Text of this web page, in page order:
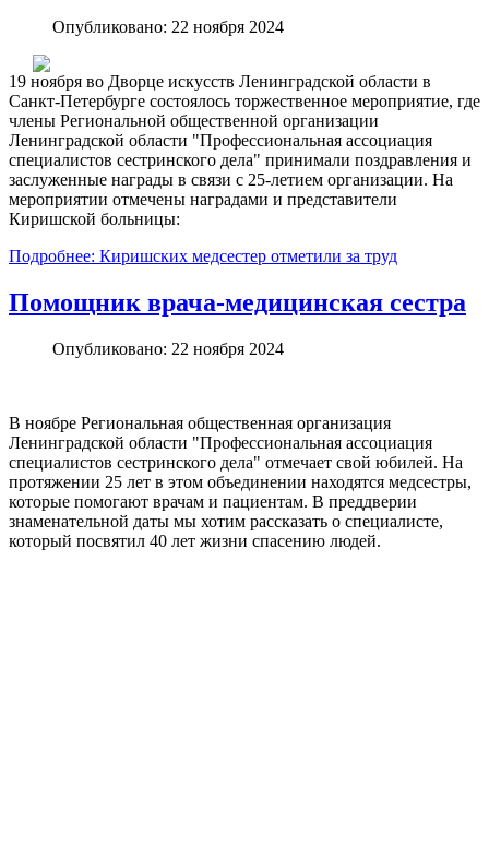
Опубликовано: 22 ноября 2024
19 ноября во Дворце искусств Ленинградской области в
Санкт-Петербурге состоялось торжественное мероприятие, где
члены Региональной общественной организации
Ленинградской области "Профессиональная ассоциация
специалистов сестринского дела" принимали поздравления и
заслуженные награды в связи с 25-летием организации. На
мероприятии отмечены наградами и представители
Киришской больницы:
Подробнее: Киришских медсестер отметили за труд
Помощник врача-медицинская сестра
Опубликовано: 22 ноября 2024
В ноябре Региональная общественная организация
Ленинградской области "Профессиональная ассоциация
специалистов сестринского дела" отмечает свой юбилей. На
протяжении 25 лет в этом объединении находятся медсестры,
которые помогают врачам и пациентам. В преддверии
знаменательной даты мы хотим рассказать о специалисте,
который посвятил 40 лет жизни спасению людей.